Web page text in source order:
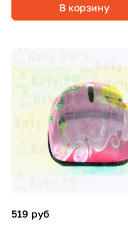
В корзину
519 руб